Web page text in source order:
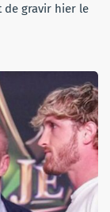
de gravir hier le